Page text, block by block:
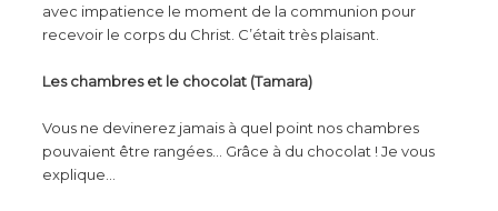
avec impatience le moment de la communion pour
recevoir le corps du Christ. C’était très plaisant.
Les chambres et le chocolat (Tamara)
Vous ne devinerez jamais à quel point nos chambres
pouvaient être rangées… Grâce à du chocolat ! Je vous
explique…